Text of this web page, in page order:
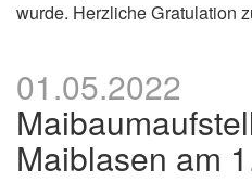
wurde. Herzliche Gratulation
01.05.2022
Maiblasen am